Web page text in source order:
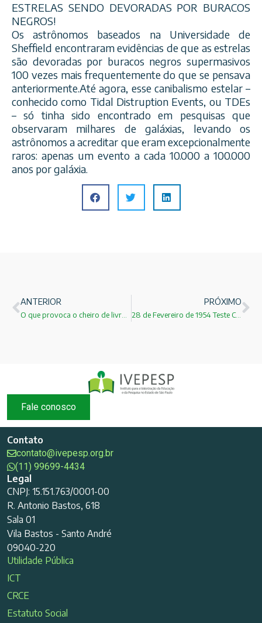
ESTRELAS SENDO DEVORADAS POR BURACOS
NEGROS!
Os astrônomos baseados na Universidade de
Sheffield encontraram evidências de que as estrelas
são devoradas por buracos negros supermasivos
100 vezes mais frequentemente do que se pensava
anteriormente.Até agora, esse canibalismo estelar –
conhecido como Tidal Distruption Events, ou TDEs
– só tinha sido encontrado em pesquisas que
observaram milhares de galáxias, levando os
astrônomos a acreditar que eram excepcionalmente
raros: apenas um evento a cada 10.000 a 100.000
anos por galáxia.
ANTERIOR PRÓXIMO
28 de Fevereiro de 1954 Teste Castelo Bravo
Fale conosco
Contato
contato@ivepesp.org.br
(11) 99699-4434
Legal
CNPJ: 15.151.763/0001-00
R. Antonio Bastos, 618
Sala 01
Vila Bastos - Santo André
09040-220
Utilidade Pública
ICT
CRCE
Estatuto Social